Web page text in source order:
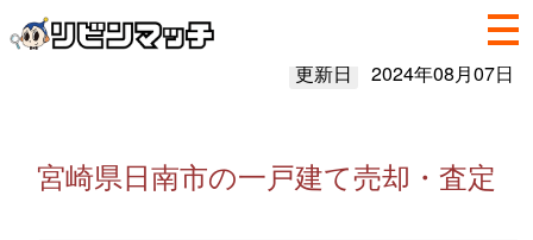
更新日 2024年08月07日
宮崎県日南市の一戸建て売却・査定